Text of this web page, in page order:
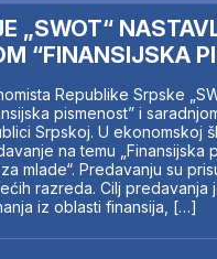
„SWOT“
“FINANSIJSKA
Republike Srpske
pismenost” i
Srpskoj. U ekonomskoj
na temu „Finansijska
mlade“. Predavanju su
razreda. Cilj predavanja
iz oblasti finansija, […]